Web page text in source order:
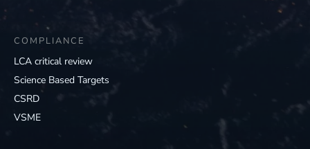
COMPLIANCE
LCA critical review
Science Based Targets
CSRD
VSME